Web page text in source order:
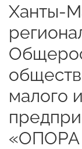
Ханты-
малого